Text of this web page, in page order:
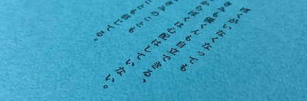
アクセス
よくある質問